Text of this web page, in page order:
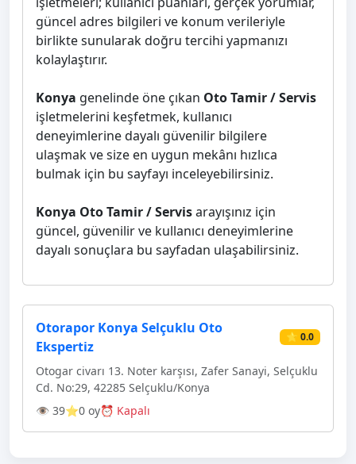
güncel adres bilgileri ve konum verileriyle
birlikte sunularak doğru tercihi yapmanızı
kolaylaştırır.
Konya genelinde öne çıkan Oto Tamir / Servis
işletmelerini keşfetmek, kullanıcı
deneyimlerine dayalı güvenilir bilgilere
ulaşmak ve size en uygun mekânı hızlıca
bulmak için bu sayfayı inceleyebilirsiniz.
Konya Oto Tamir / Servisarayışınız için
güncel, güvenilir ve kullanıcı deneyimlerine
dayalı sonuçlara bu sayfadan ulaşabilirsiniz.
Otorapor Konya Selçuklu Oto
Ekspertiz
⭐ 0.0
Otogar civarı 13. Noter karşısı, Zafer Sanayi, Selçuklu
Cd. No:29, 42285 Selçuklu/Konya
👁 39⭐0 oy⏰ Kapalı